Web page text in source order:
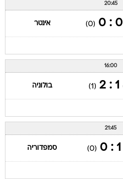
20:45
0 : 0
(0) אינטר
16:00
1 : 2
(1) בולוניה
21:45
1 : 0
(0) סמפדוריה